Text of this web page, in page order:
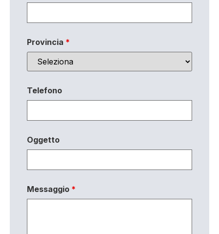
Provincia *
Telefono
Oggetto
Messaggio *